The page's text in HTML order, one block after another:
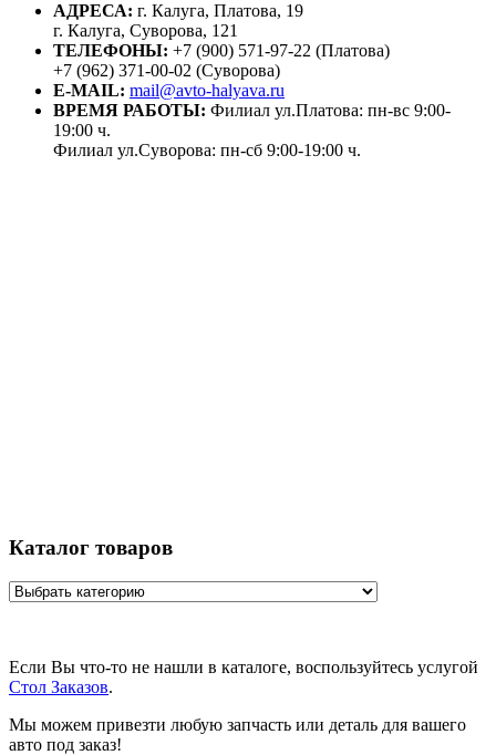
АДРЕСА: г. Калуга, Платова, 19
г. Калуга, Суворова, 121
ТЕЛЕФОНЫ: +7 (900) 571-97-22 (Платова)
+7 (962) 371-00-02 (Суворова)
E-MAIL: mail@avto-halyava.ru
ВРЕМЯ РАБОТЫ: Филиал ул.Платова: пн-вс 9:00-
19:00 ч.
Филиал ул.Суворова: пн-сб 9:00-19:00 ч.
Каталог товаров
Если Вы что-то не нашли в каталоге, воспользуйтесь услугой
Стол Заказов.
Мы можем привезти любую запчасть или деталь для вашего
авто под заказ!